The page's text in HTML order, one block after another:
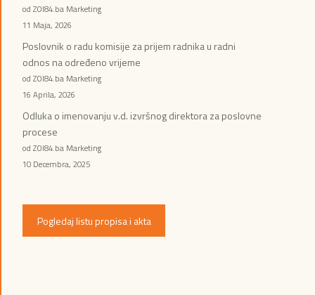
od ZOI84.ba Marketing
11 Maja, 2026
Poslovnik o radu komisije za prijem radnika u radni
odnos na određeno vrijeme
od ZOI84.ba Marketing
16 Aprila, 2026
Odluka o imenovanju v.d. izvršnog direktora za poslovne
procese
od ZOI84.ba Marketing
10 Decembra, 2025
Pogledaj listu propisa i akta